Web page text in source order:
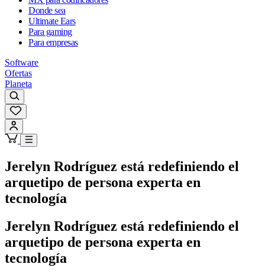
Donde sea
Ultimate Ears
Para gaming
Para empresas
Software
Ofertas
Planeta
Jerelyn Rodríguez está redefiniendo el
arquetipo de persona experta en
tecnología
Jerelyn Rodríguez está redefiniendo el
arquetipo de persona experta en
tecnología